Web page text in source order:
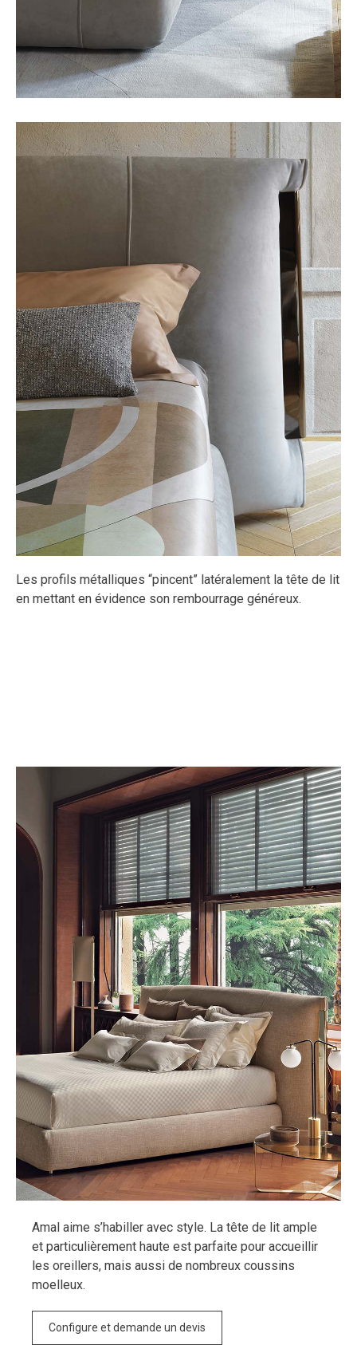
Les profils métalliques “pincent” latéralement la tête de lit
en mettant en évidence son rembourrage généreux.
Amal aime s’habiller avec style. La tête de lit ample
et particulièrement haute est parfaite pour accueillir
les oreillers, mais aussi de nombreux coussins
moelleux.
Configure et demande un devis